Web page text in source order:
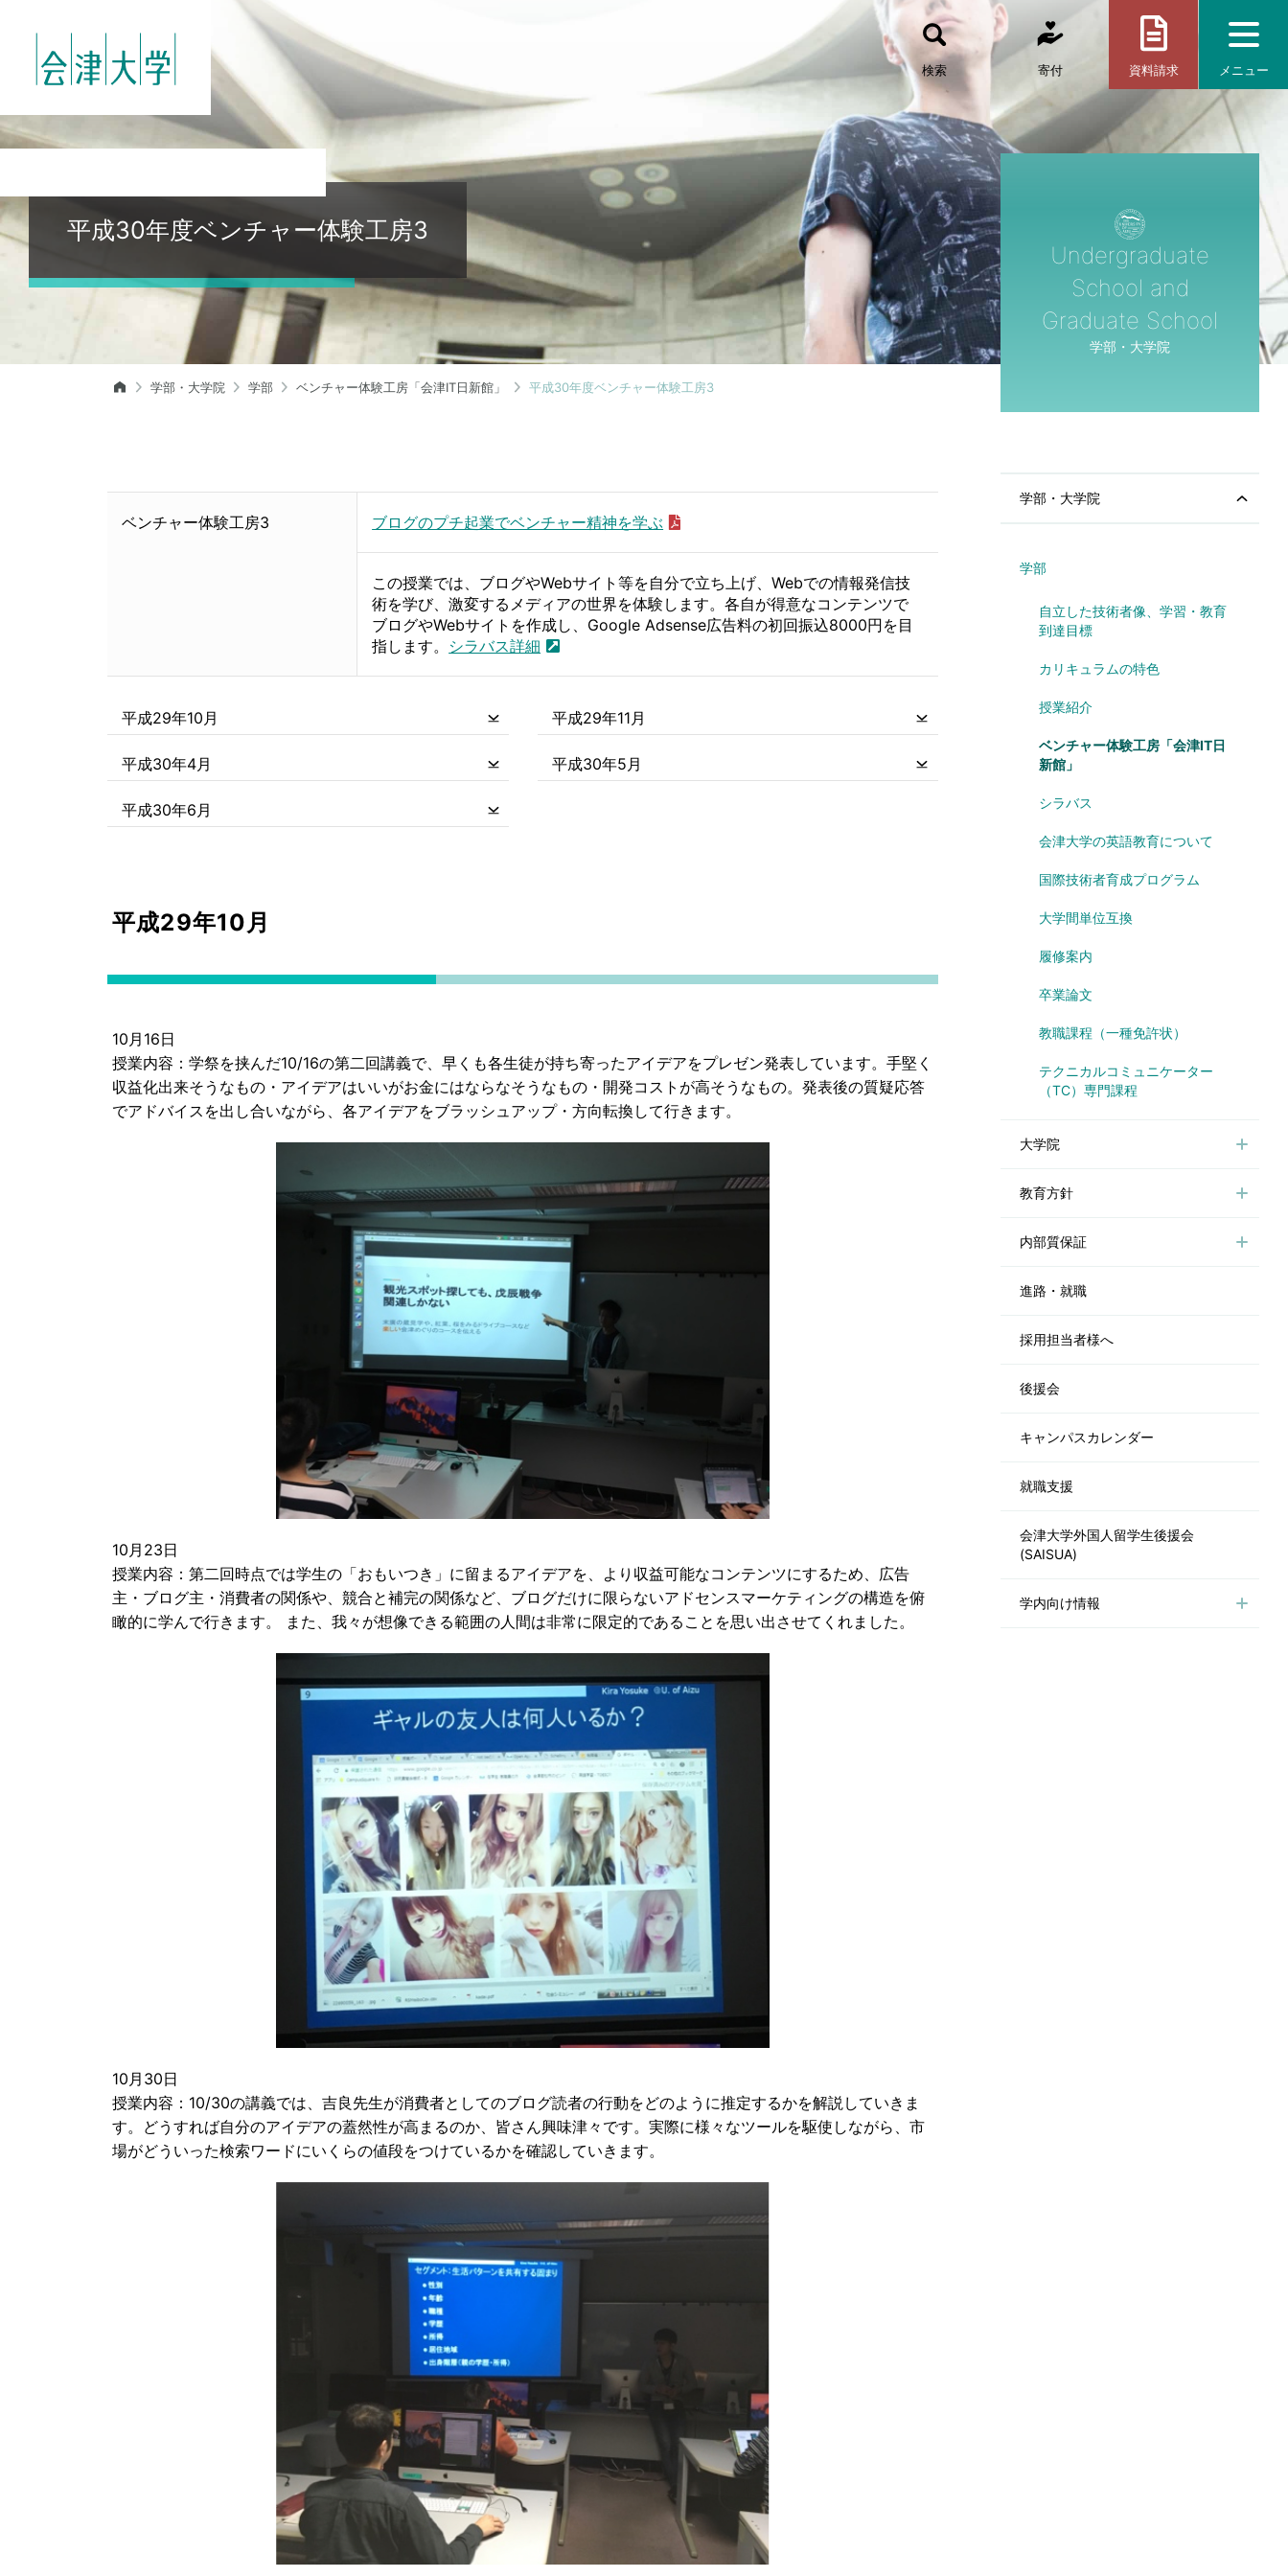
検索 寄付 資料請求 メニュー
平成30年度ベンチャー体験工房3
Undergraduate
School and
Graduate School
学部・大学院
学部・大学院 学部 ベンチャー体験工房「会津IT日新館」 平成30年度ベンチャー体験工房3
ベンチャー体験工房3 ブログのプチ起業でベンチャー精神を学ぶ
この授業では、ブログやWebサイト等を自分で立ち上げ、Webでの情報発信技
術を学び、激変するメディアの世界を体験します。各自が得意なコンテンツで
ブログやWebサイトを作成し、Google Adsense広告料の初回振込8000円を目
指します。 シ​ラ​バ​ス​詳​細
平成29年10月 平成29年11月
平成30年4月 平成30年5月
平成30年6月
平成29年10月
10月16日
授業内容：学祭を挟んだ10/16の第二回講義で、早くも各生徒が持ち寄ったアイデアをプレゼン発表しています。手堅く
収益化出来そうなもの・アイデアはいいがお金にはならなそうなもの・開発コストが高そうなもの。発表後の質疑応答
でアドバイスを出し合いながら、各アイデアをブラッシュアップ・方向転換して行きます。
10月23日
授業内容：第二回時点では学生の「おもいつき」に留まるアイデアを、より収益可能なコンテンツにするため、広告
主・ブログ主・消費者の関係や、競合と補完の関係など、ブログだけに限らないアドセンスマーケティングの構造を俯
瞰的に学んで行きます。 また、我々が想像できる範囲の人間は非常に限定的であることを思い出させてくれました。
10月30日
授業内容：10/30の講義では、吉良先生が消費者としてのブログ読者の行動をどのように推定するかを解説していきま
す。どうすれば自分のアイデアの蓋然性が高まるのか、皆さん興味津々です。実際に様々なツールを駆使しながら、市
場がどういった検索ワードにいくらの値段をつけているかを確認していきます。
学部・大学院
学部
自立した技術者像、学習・教育
到達目標
カリキュラムの特色
授業紹介
ベンチャー体験工房「会津IT日
新館」
シラバス
会津大学の英語教育について
国際技術者育成プログラム
大学間単位互換
履修案内
卒業論文
教職課程（一種免許状）
テクニカルコミュニケーター
（TC）専門課程
大学院
教育方針
内部質保証
進路・就職
採用担当者様へ
後援会
キャンパスカレンダー
就職支援
会津大学外国人留学生後援会
(SAISUA)
学内向け情報